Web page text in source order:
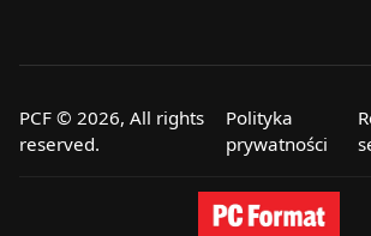
PCF © 2026, All rights
reserved.
Polityka
prywatności